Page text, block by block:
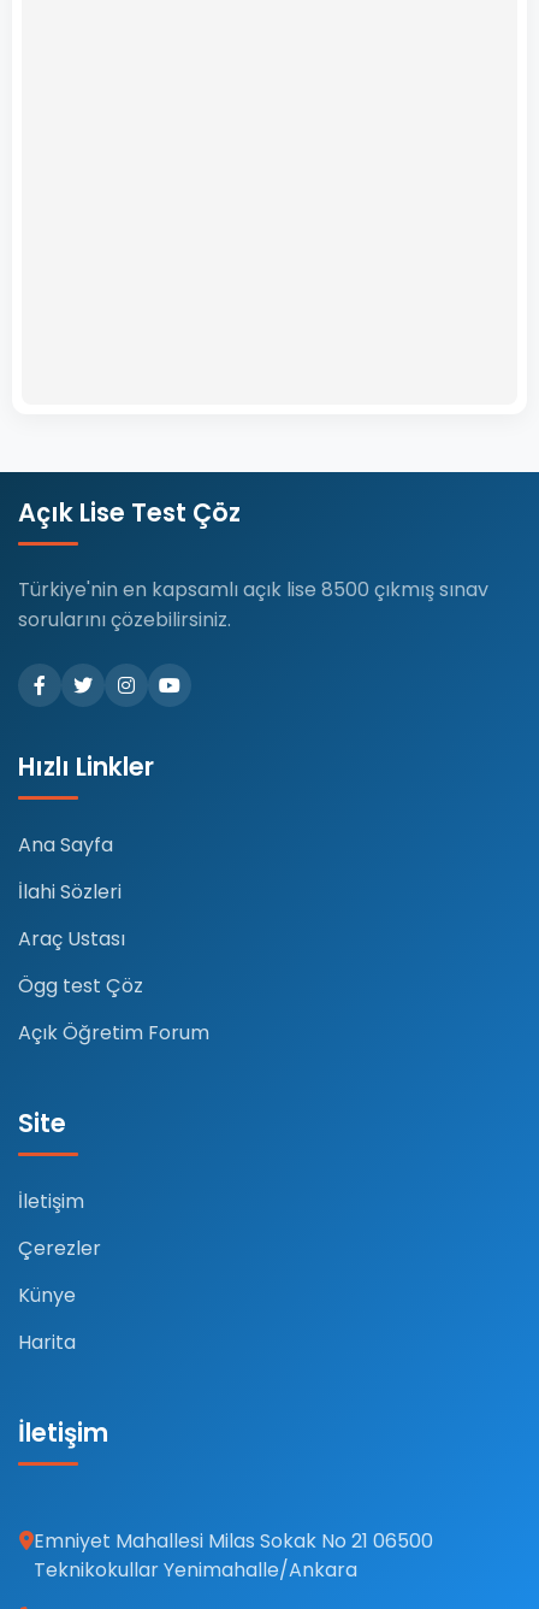
Açık Lise Test Çöz
Türkiye'nin en kapsamlı açık lise 8500 çıkmış sınav
sorularını çözebilirsiniz.
Hızlı Linkler
Ana Sayfa
İlahi Sözleri
Araç Ustası
Ögg test Çöz
Açık Öğretim Forum
Site
İletişim
Çerezler
Künye
Harita
İletişim
Emniyet Mahallesi Milas Sokak No 21 06500
Teknikokullar Yenimahalle/Ankara